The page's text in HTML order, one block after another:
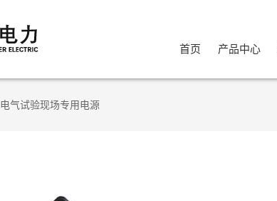
首页 产品中心
电气试验现场专用电源